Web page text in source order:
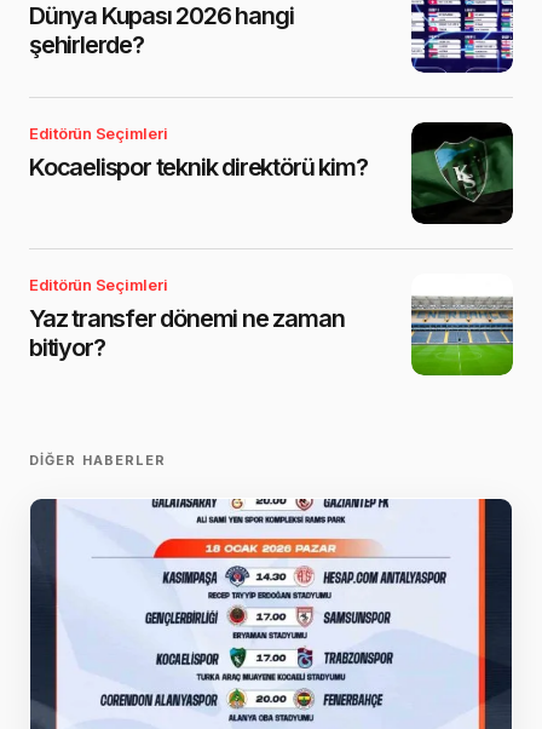
Dünya Kupası 2026 hangi
şehirlerde?
Editörün Seçimleri
Kocaelispor teknik direktörü kim?
Editörün Seçimleri
Yaz transfer dönemi ne zaman
bitiyor?
DIĞER HABERLER